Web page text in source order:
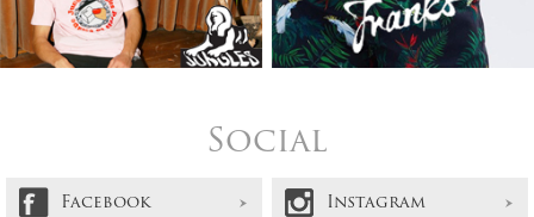
Social
Facebook
Instagram